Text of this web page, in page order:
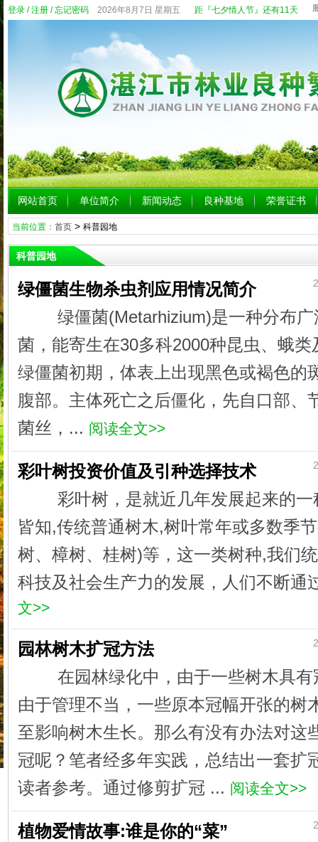
登录/注册/忘记密码 2026年8月7日 星期五 距『七夕情人节』还有11天
网站首页 单位简介 新闻动态 良种基地 荣誉证书
当前位置： 首页> 科普园地
科普园地
绿僵菌生物杀虫剂应用情况简介
绿僵菌(Metarhizium)是一种分布广
菌，能寄生在30多科2000种昆虫、蛾
绿僵菌初期，体表上出现黑色或褐色的
腹部。主体死亡之后僵化，先自口部、
菌丝，... 阅读全文>>
彩叶树投资价值及引种选择技术
彩叶树，是就近几年发展起来的一
皆知,传统普通树木,树叶常年或多数季
树、樟树、桂树)等，这一类树种,我们
科技及社会生产力的发展，人们不断通
文>>
园林树木扩冠方法
在园林绿化中，由于一些树木具有
由于管理不当，一些原本冠幅开张的树
至影响树木生长。那么有没有办法对这
冠呢？笔者经多年实践，总结出一套扩
读者参考。通过修剪扩冠 ... 阅读全文>>
植物爱情故事:谁是你的“菜”